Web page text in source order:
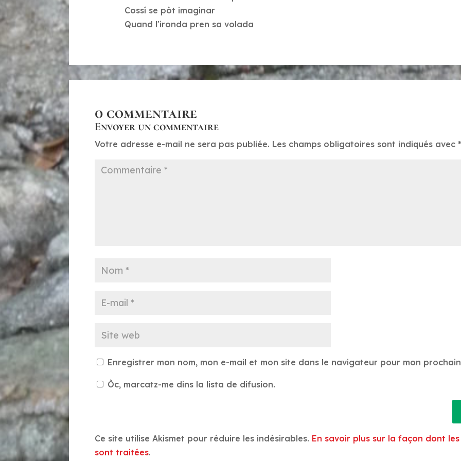
Cossí se pòt imaginar
Quand l'ironda pren sa volada
0 commentaire
Envoyer un commentaire
Votre adresse e-mail ne sera pas publiée. Les champs obligatoires sont indiqués avec
Enregistrer mon nom, mon e-mail et mon site dans le navigateur pour mon
Òc, marcatz-me dins la lista de difusion.
Ce site utilise Akismet pour réduire les indésirables. En savoir plus sur la façon dont
sont traitées.